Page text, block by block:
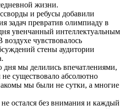
жизни.
и ребусы добавили
задач превратив олимпиаду в
увенчанный интеллектуальным
чувствовалось
стены аудитории
мы делились впечатлениями,
существовало абсолютно
мы были не сутки, а многие
остался без внимания и каждый